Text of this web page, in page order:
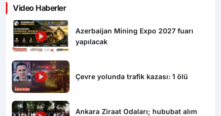
Video Haberler
Azerbaijan Mining Expo 2027 fuarı
yapılacak
Çevre yolunda trafik kazası: 1 ölü
Ankara Ziraat Odaları; hububat alım